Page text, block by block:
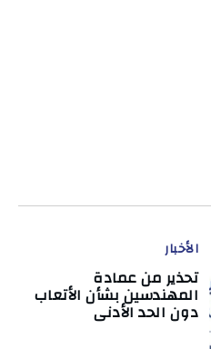
الأخبار
تحذير من عمادة
المهندسين بشأن الأتعاب
دون الحد الأدنى